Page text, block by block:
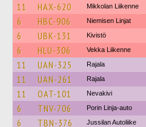
11 HAX-620 Mikkolan Liikenne
6 HBC-906 Niemisen Linjat
6 UBK-131 Kivistö
6 HLU-306 Vekka Liikenne
11 UAN-325 Rajala
11 UAN-261 Rajala
11 OAT-101 Nevakivi
6 TNV-706 Porin Linja-auto
6 TBN-376 Jussilan Autoliike